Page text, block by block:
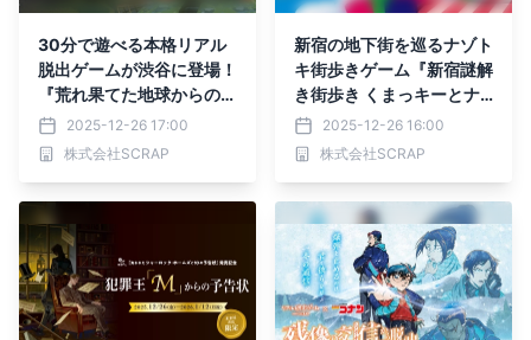
30分で遊べる本格リアル
脱出ゲームが渋谷に登場！
『荒れ果てた地球からの脱
出』2025-12-26 17:00
株式会社SCRAP
新宿の地下街を巡るナゾト
キ街歩きゲーム『新宿謎解
き街歩き くまっキーとナ
ゾトキバーゲン大作戦』1
2月29日（月）から、イベ
ントご参加の方先着1,000
ド付きのカイロをプレゼン
ト
2025-12-26 16:00
株式会社SCRAP